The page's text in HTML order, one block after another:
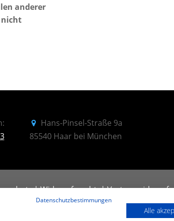
anderer
nicht
Hans-Pinsel-Straße 9a
85540 Haar bei München
|Widerrufsrecht|Vertrag
Datenschutzbestimmungen
Alle